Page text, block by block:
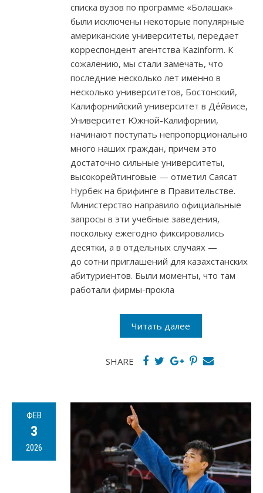
списка вузов по программе «Болашак»
были исключены некоторые популярные
американские университеты, передает
корреспондент агентства Kazinform. К
сожалению, мы стали замечать, что
последние несколько лет именно в
несколько университетов, Бостонский,
Калифорнийский университет в Де́йвисе,
Университет Южной-Калифорнии,
начинают поступать непропорционально
много наших граждан, причем это
достаточно сильные университеты,
высокорейтинговые — отметил Саясат
Нурбек на брифинге в Правительстве.
Министерство направило официальные
запросы в эти учебные заведения,
поскольку ежегодно фиксировались
десятки, а в отдельных случаях —
до сотни приглашений для казахстанских
абитуриентов. Были моменты, что там
работали фирмы-прокла
Читать далее
SHARE
ФЕВ
3
2026